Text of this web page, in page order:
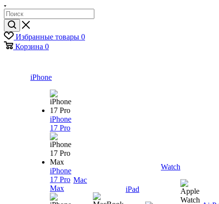
Избранные товары 0
Корзина 0
iPhone
iPhone
17 Pro
iPhone
17 Pro
Max
Mac
iPad
Watch